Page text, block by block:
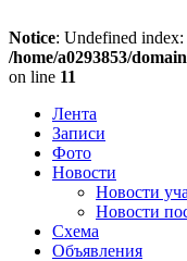
Notice: Undefined
/home/a0293853/
on line 11
Лента
Записи
Фото
Новости
Новости
Новости
Схема
Объявления